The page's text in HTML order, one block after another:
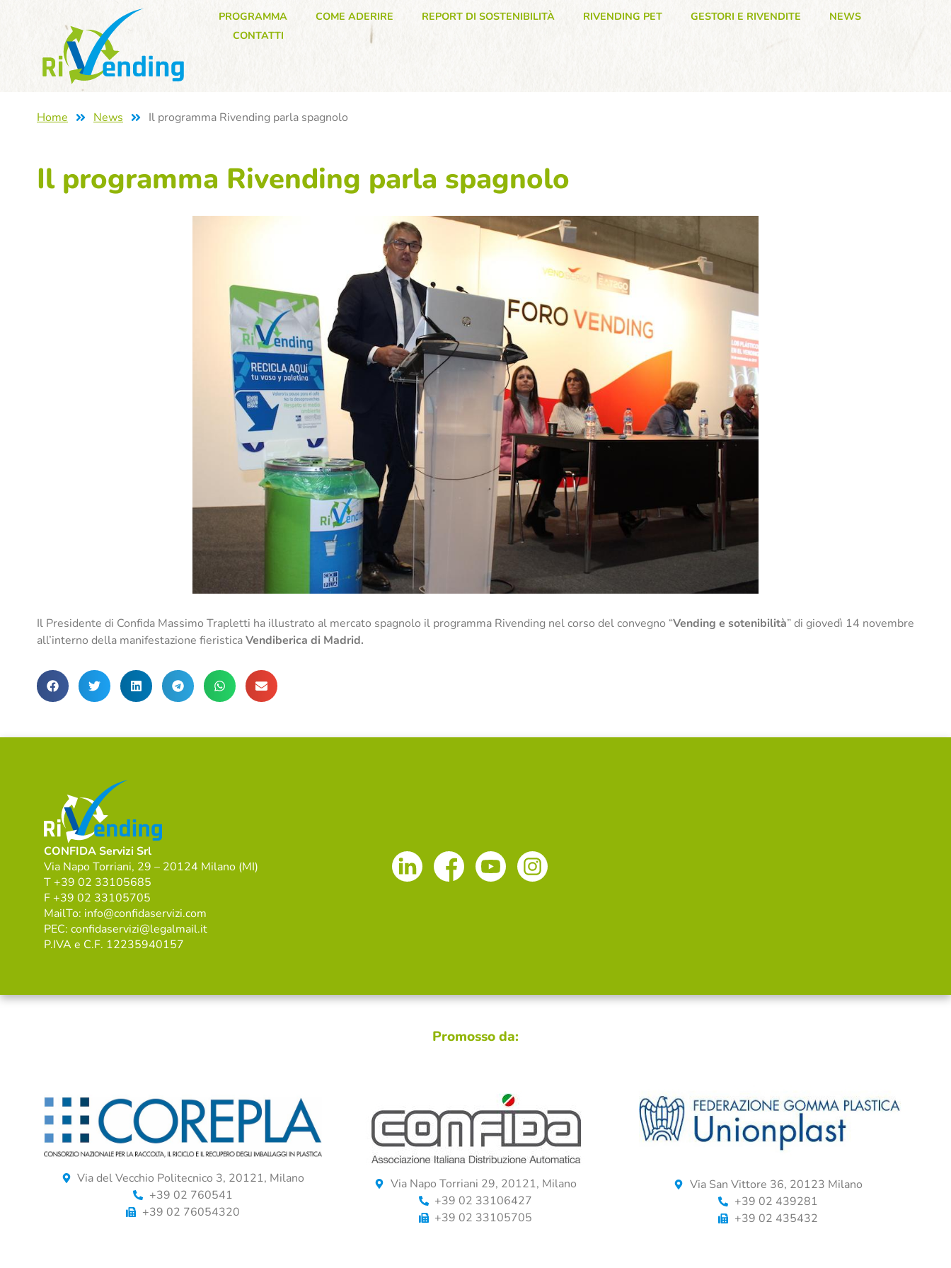
PROGRAMMA COME ADERIRE REPORT DI SOSTENIBILITÀ RIVENDING PET GESTORI E RIVENDITE
NEWS
CONTATTI
Home News Il programma Rivending parla spagnolo
Il programma Rivending parla spagnolo
Il Presidente di Confida Massimo Trapletti ha illustrato al mercato spagnolo il programma Rivending nel corso del convegno “Vending e sotenibilità” di giovedì 14 novembre
all’interno della manifestazione fieristicaVendiberica di Madrid.
CONFIDA Servizi Srl
Via Napo Torriani, 29 – 20124 Milano (MI)
T +39 02 33105685
F +39 02 33105705
MailTo: info@confidaservizi.com
PEC: confidaservizi@legalmail.it
P.IVA e C.F. 12235940157
Promosso da:
Via del Vecchio Politecnico 3, 20121, Milano
+39 02 760541
+39 02 76054320
Via Napo Torriani 29, 20121, Milano
+39 02 33106427
+39 02 33105705
Via San Vittore 36, 20123 Milano
+39 02 439281
+39 02 435432